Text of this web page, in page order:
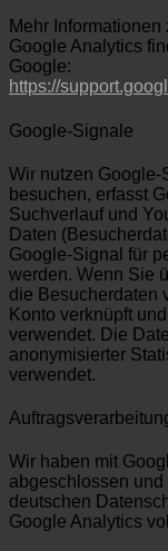
Mehr
Google Analytics
Google:
https://
Google-Signale
Wir nutzen
besuchen, erfasst
Suchverlauf und
Daten
Google-Signal für
werden. Wenn Sie
die Besucherdaten
Konto verknüpft
verwendet. Die
anonymisierter
verwendet.
Wir haben mit
abgeschlossen
deutschen
Google Analytics